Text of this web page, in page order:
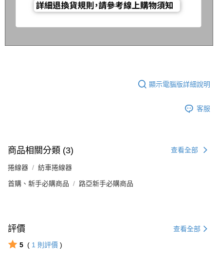
顯示電腦版詳細說明
客服
商品相關分類 (3) 查看全部
捲線器 紡車捲線器
首購、新手必購商品 路亞新手必購商品
評價 查看全部
5 ( 1 則評價 )